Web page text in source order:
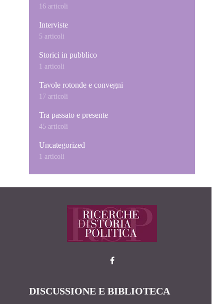
16 articoli
Interviste
5 articoli
Storici in pubblico
1 articoli
Tavole rotonde e convegni
17 articoli
Tra passato e presente
45 articoli
Uncategorized
1 articoli
DISCUSSIONE E BIBLIOTECA